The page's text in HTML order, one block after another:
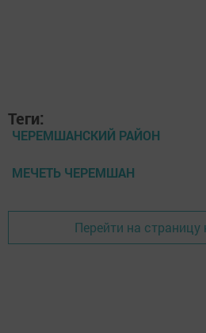
Теги:
ЧЕРЕМШАНСКИЙ РАЙОН
МЕЧЕТЬ ЧЕРЕМШАН
Перейти на страницу